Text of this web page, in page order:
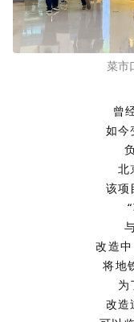
菜市
曾
如今
北
该项
改造
将地
为
改造